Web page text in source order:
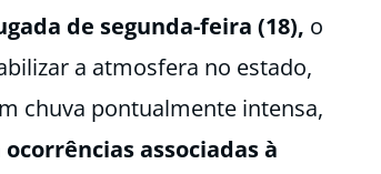
de segunda-feira (18), o
a atmosfera no estado,
chuva pontualmente intensa,
associadas à